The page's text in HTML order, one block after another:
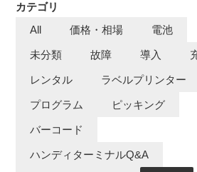
カテゴリ
All
価格・相場 電池
未分類 故障 導入
レンタル ラベルプリンター
プログラム ピッキング
バーコード
ハンディターミナルQ&A